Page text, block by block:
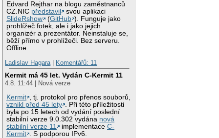
Edvard Rejthar na blogu zaměstnanců
CZ.NIC představil
svou aplikaci
SlideRshow
(GitHub ). Funguje jako
prohlížeč fotek, ale i jako jejich
organizér a prezentátor. Neinstaluje se,
běží přímo v prohlížeči. Bez serveru.
Offline.
Ladislav Hagara | Komentářů: 11
Kermit má 45 let. Vydán C-Kermit 11
4.8. 11:44 | Nová verze
Kermit , tj. protokol pro přenos souborů,
vznikl před 45 lety . Při této příležitosti
byla po 15 letech od vydání poslední
stabilní verze 9.0.302 vydána nová
stabilní verze 11
implementaceC-
Kermit . S podporou IPv6.